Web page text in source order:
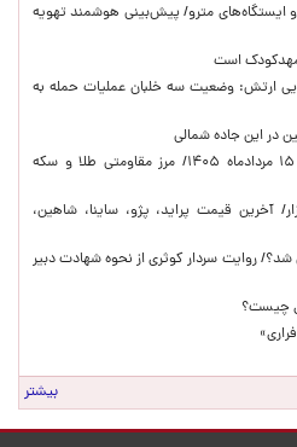
ایستگاه‌های مترو/ پیش‌بینی هوشمند تهویه
مهدکودک است
ارتش: وضعیت سه خلبان عملیات حمله به
در این جاده شمالی
قیمت جدید طلا و سکه امروز ۱۵ مردادماه ۱۴۰۵/ مرز مقاومتی طلا و سکه
آخرین قیمت پراید، پژو، ساینا، شاهین،
شد؟/ روایت سردار کوثری از نحوه شهادت دبیر
چیست؟
بیشتر